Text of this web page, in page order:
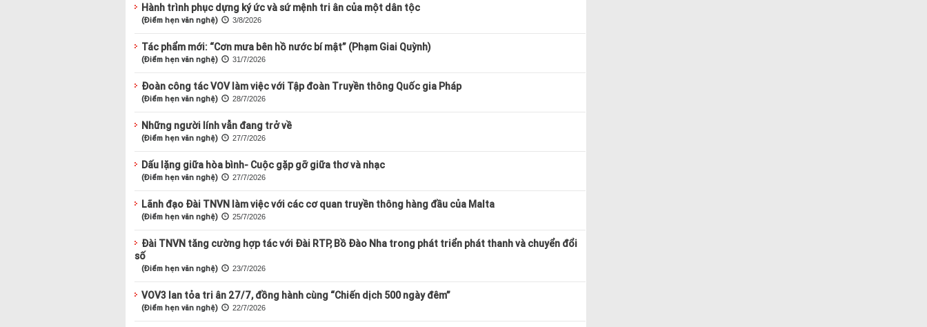
Hành trình phục dựng ký ức và sứ mệnh tri ân của một dân tộc
(Điểm hẹn văn nghệ) 3/8/2026
Tác phẩm mới: “Cơn mưa bên hồ nước bí mật” (Phạm Giai Quỳnh)
(Điểm hẹn văn nghệ) 31/7/2026
Đoàn công tác VOV làm việc với Tập đoàn Truyền thông Quốc gia Pháp
(Điểm hẹn văn nghệ) 28/7/2026
Những người lính vẫn đang trở về
(Điểm hẹn văn nghệ) 27/7/2026
Dấu lặng giữa hòa bình- Cuộc gặp gỡ giữa thơ và nhạc
(Điểm hẹn văn nghệ) 27/7/2026
Lãnh đạo Đài TNVN làm việc với các cơ quan truyền thông hàng đầu của Malta
(Điểm hẹn văn nghệ) 25/7/2026
Đài TNVN tăng cường hợp tác với Đài RTP, Bồ Đào Nha trong phát triển phát thanh và chuyển đổi
số
(Điểm hẹn văn nghệ) 23/7/2026
VOV3 lan tỏa tri ân 27/7, đồng hành cùng “Chiến dịch 500 ngày đêm”
(Điểm hẹn văn nghệ) 22/7/2026